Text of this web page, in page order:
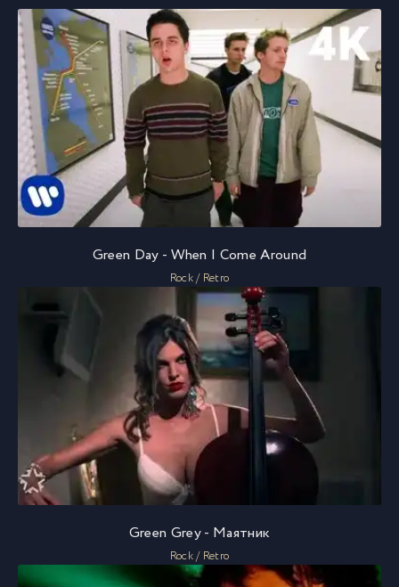
Green Day - When I Come Around
Rock / Retro
Green Grey - Маятник
Rock / Retro